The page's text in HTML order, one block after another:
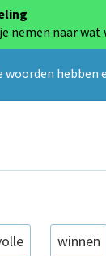
nemen naar wat
woorden hebben
winnen